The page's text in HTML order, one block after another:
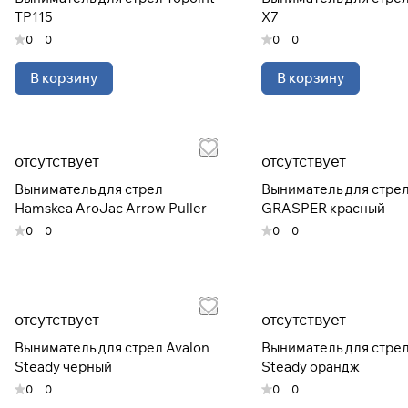
TP115
0 0
В корзину
X7
0 0
В корзину
отсутствует
Выниматель для стрел
Hamskea AroJac Arrow Puller
0 0
отсутствует
Выниматель для
GRASPER красный
0 0
отсутствует
Выниматель для стрел Avalon
Steady черный
0 0
отсутствует
Выниматель для
Steady орандж
0 0